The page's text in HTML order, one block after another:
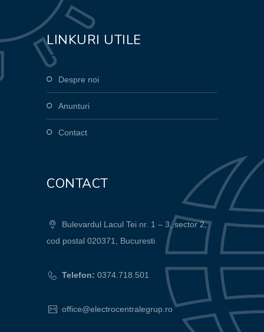
LINKURI UTILE
Despre noi
Anunturi
Contact
CONTACT
Bulevardul Lacul Tei nr. 1 – 3, sector 2,
cod postal 020371, Bucuresti
Telefon: 0374.718.501
office@electrocentralegrup.ro